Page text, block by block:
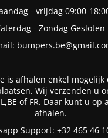
- vrijdag 09:00-
- Zondag Gesloten
is afhalen enkel
Wij verzenden u
of FR. Daar kunt u op
afhalen.
Support: +32 465 46